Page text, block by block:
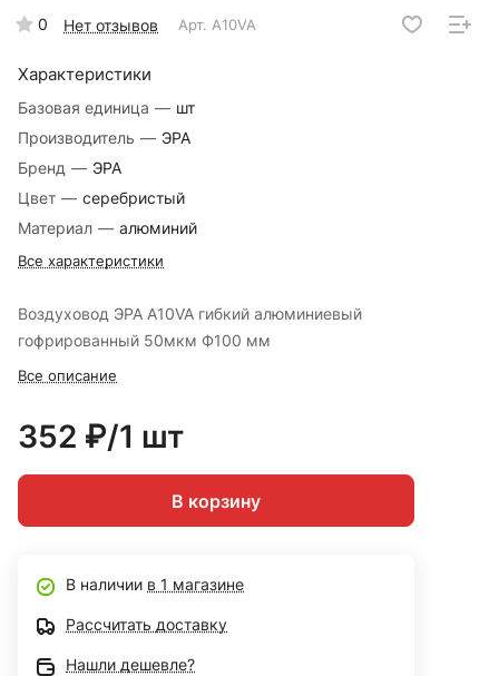
0 Нет отзывов Арт. A10VA
Характеристики
Базовая единица — шт
Производитель — ЭРА
Бренд — ЭРА
Цвет — серебристый
Материал — алюминий
Все характеристики
Воздуховод ЭРА A10VA гибкий алюминиевый
гофрированный 50мкм Ф100 мм
Все описание
352 ₽/1 шт
В корзину
В наличии в 1 магазине
Рассчитать доставку
Нашли дешевле?